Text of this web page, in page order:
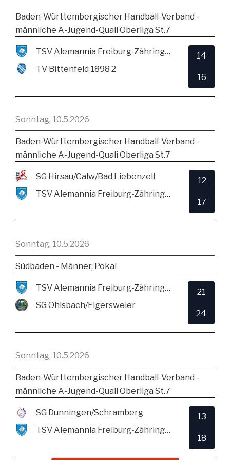
Baden-Württembergischer Handball-Verband -
männliche A-Jugend-Quali Oberliga St.7
TSV Alemannia Freiburg-Zähringen
TV Bittenfeld 1898 2
14
16
Sonntag, 10.5.2026
Baden-Württembergischer Handball-Verband -
männliche A-Jugend-Quali Oberliga St.7
SG Hirsau/Calw/Bad Liebenzell
TSV Alemannia Freiburg-Zähringen
12
17
Sonntag, 10.5.2026
Südbaden - Männer, Pokal
TSV Alemannia Freiburg-Zähringen
SG Ohlsbach/Elgersweier
21
24
Sonntag, 10.5.2026
Baden-Württembergischer Handball-Verband -
männliche A-Jugend-Quali Oberliga St.7
SG Dunningen/Schramberg
TSV Alemannia Freiburg-Zähringen
13
18